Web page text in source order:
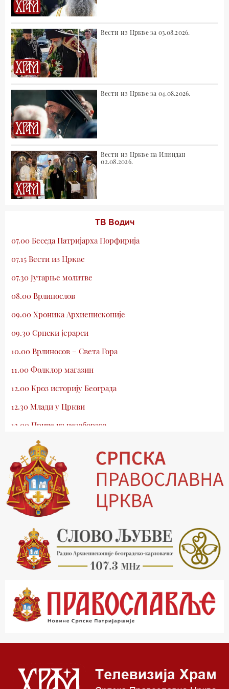
Вести из Цркве за 03.08.2026.
Вести из Цркве за 04.08.2026.
Вести из Цркве на Илиндан
02.08.2026.
ТВ Водич
07.00 Беседа Патријарха Порфирија
07.15 Вести из Цркве
07.30 Јутарње молитве
08.00 Врлинослов
09.00 Хроника Архиепископије
09.30 Српски јерарси
10.00 Врлиносов – Света Гора
11.00 Фолклор магазин
12.00 Кроз историју Београда
12.30 Млади у Цркви
13.00 Приче из незаборава
13.30 Храм културе
14.00 Питања и одговори
15.03 Беседа Патријарха Порфирија
15.15 Молитве
15.30 Манастири на Косову и Метохији
16.03 Српска историјска читанка
16.30 Тврђаве Дунава
17.03 Бит – емисија Ненада Гугла
17.30 Приче из незаборава
18.03 Врлинослов
20.15 Реч архијереја